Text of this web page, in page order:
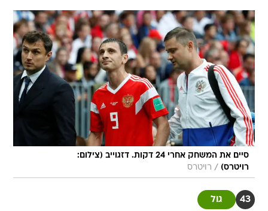
סיים את המשחק אחרי 24 דקות. דזגוייב (צילום:
רויטרס) / רויטרס
43 גול